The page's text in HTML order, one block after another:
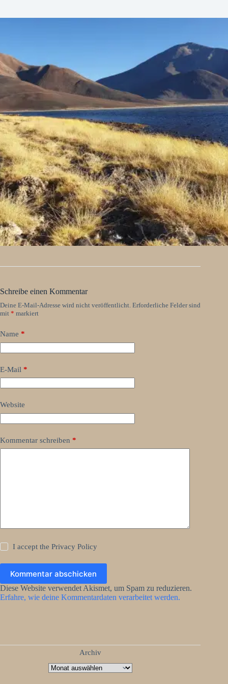
Schreibe einen Kommentar
Deine E-Mail-Adresse wird nicht veröffentlicht. Erforderliche Felder sind
mit * markiert
Name *
E-Mail *
Website
Kommentar schreiben *
I accept thePrivacy Policy
Kommentar abschicken
Diese Website verwendet Akismet, um Spam zu reduzieren.
Erfahre, wie deine Kommentardaten verarbeitet werden.
Archiv